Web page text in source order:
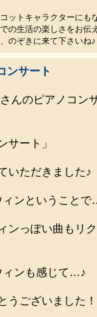
ットキャラクターに
の生活の楽しさをお伝
のぞきに来て下さいね♪
ンサート
んのピアノコン
サート」
いただきました♪
ィンということ
ンっぽい曲もリ
ンも感じて…♪
うございました！